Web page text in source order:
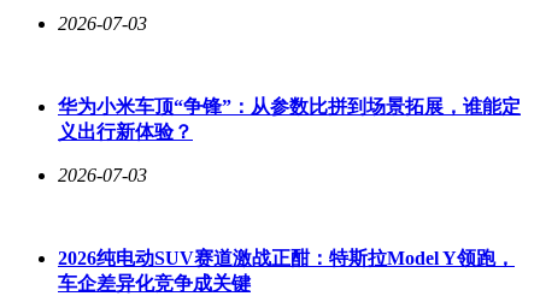
2026-07-03
华为小米车顶“争锋”：从参数比拼到场景拓展，谁能定
义出行新体验？
2026-07-03
2026纯电动SUV赛道激战正酣：特斯拉Model Y领跑，
车企差异化竞争成关键